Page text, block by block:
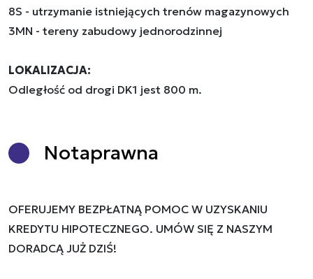
8S - utrzymanie istniejących trenów magazynowych
3MN - tereny zabudowy jednorodzinnej
LOKALIZACJA:
Odległość od drogi DK1 jest 800 m.
Notaprawna
OFERUJEMY BEZPŁATNĄ POMOC W UZYSKANIU
KREDYTU HIPOTECZNEGO. UMÓW SIĘ Z NASZYM
DORADCĄ JUŻ DZIŚ!